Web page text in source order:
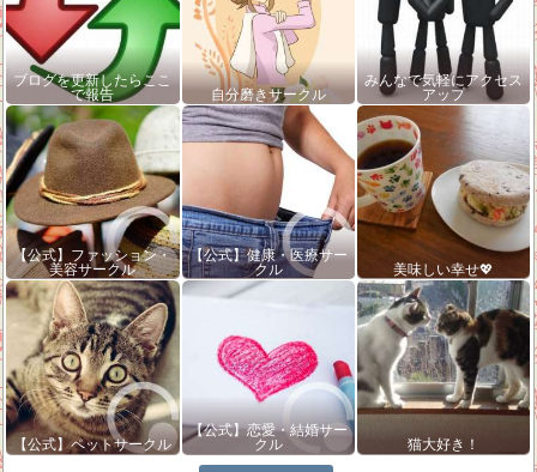
ブログを更新したらここ
で報告
自分磨きサークル
みんなで気軽にアクセス
アップ
【公式】ファッション・
美容サークル
【公式】健康・医療サー
クル
美味しい幸せ💖
【公式】ペットサークル
【公式】恋愛・結婚サー
クル
猫大好き！